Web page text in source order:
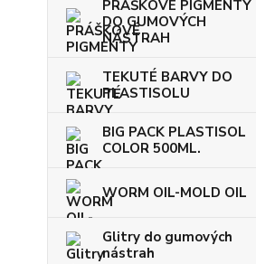
PRÁŠKOVÉ PIGMENTY
DO GUMOVÝCH
NÁSTRAH
TEKUTÉ BARVY DO
PLASTISOLU
BIG PACK PLASTISOL
COLOR 500ML.
WORM OIL-MOLD OIL
Glitry do gumových
nástrah